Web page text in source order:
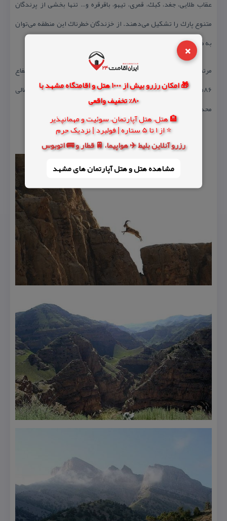
×
🎁 امکان رزرو بیش از 1000 هتل و اقامتگاه مشهد با
80% تخفیف واقعی
🏨 هتل، هتل آپارتمان، سوئیت و مهمانپذیر
⭐ از 1 تا 5 ستاره | فولبرد | نزدیک حرم
رزرو آنلاین بلیط ✈️ هواپیما، 🚆 قطار و 🚌 اتوبوس
مشاهده هتل و هتل‌ آپارتمان های مشهد
عقاب طلایی، جغد، كبك، قمری، تیهو، باقرقره و… تنها بخشی از پرندگان
متنوع پارك را تشكیل می‌دهند. از خزندگان خطرناك این منطقه می‌توان
به مار كبرا، مار جعفری و افعی شاخدار اشاره كرد.
مرتفع‌ترین نقطه این منطقه قله قنبرعلی در جنوب محدوده به ارتفاع
۲۵۸۶ متر است و پست‌ترین نقطه با ارتفاع ۸۸۴ متر در بخش شمالی
محدوده قرار دارد.